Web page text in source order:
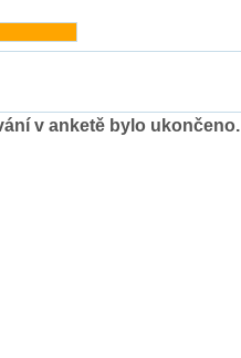
v anketě bylo ukončeno.